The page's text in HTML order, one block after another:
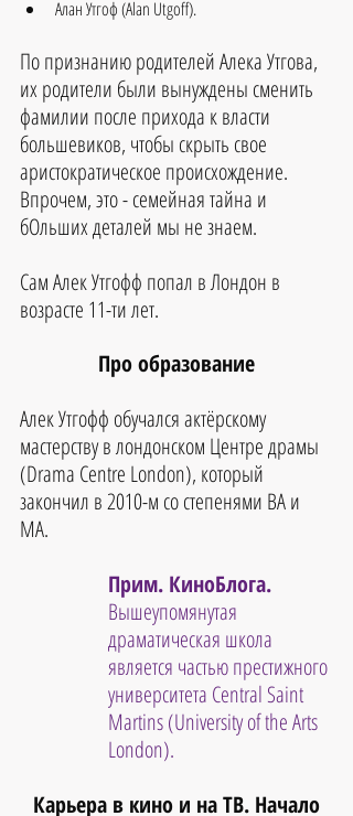
Алан Утгоф (Alan Utgoff).
По признанию родителей Алека Утгова,
их родители были вынуждены сменить
фамилии после прихода к власти
большевиков, чтобы скрыть свое
аристократическое происхождение.
Впрочем, это - семейная тайна и
бОльших деталей мы не знаем.
Сам Алек Утгофф попал в Лондон в
возрасте 11-ти лет.
Про образование
Алек Утгофф обучался актёрскому
мастерству в лондонском Центре драмы
(Drama Centre London), который
закончил в 2010-м со степенями BA и
MA.
Прим. КиноБлога.
Вышеупомянутая
драматическая школа
является частью престижного
университета Central Saint
Martins (University of the Arts
London).
Карьера в кино и на ТВ. Начало